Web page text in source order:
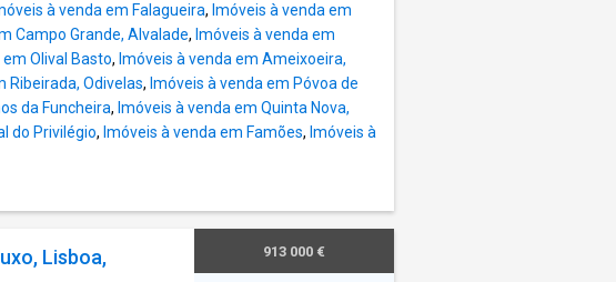
os apartamentos
uma localização
situado a 5
de metro de
distance da
das Doroteias,
Energética:
à venda em Falagueira, Imóveis à venda em
Campo Grande, Alvalade, Imóveis à venda em
Olival Basto, Imóveis à venda em Ameixoeira,
Ribeirada, Odivelas, Imóveis à venda em Póvoa de
da Funcheira, Imóveis à venda em Quinta Nova,
do Privilégio, Imóveis à venda em Famões, Imóveis à
Lisboa,
913 000 €